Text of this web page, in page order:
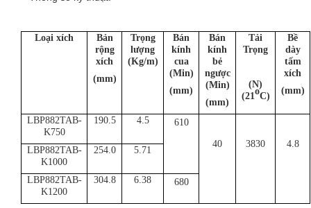
Loại xích
Bản
rộng
xích
(mm)
Trọng
lượng
(Kg/m)
Bán
kính
cua
(Min)
(mm)
Bán
kính
bẻ
ngược
(Min)
(mm)
Tải
Trọng
(N)
(21oC)
Bề
dày
tấm
xích
(mm)
LBP882TAB-
K750
190.5 4.5 610
40 3830 4.8
LBP882TAB-
K1000
254.0 5.71
LBP882TAB-
K1200
304.8 6.38 680